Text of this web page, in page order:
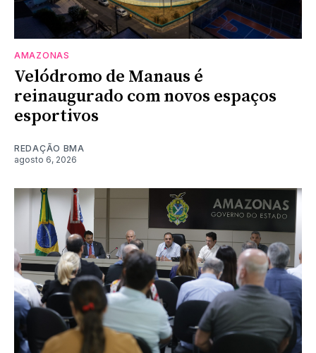
AMAZONAS
Velódromo de Manaus é
reinaugurado com novos espaços
esportivos
REDAÇÃO BMA
agosto 6, 2026